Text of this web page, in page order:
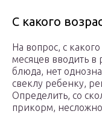
С какого
На вопрос, с какого
месяцев вводить
блюда, нет
свеклу ребенку,
Определить, со
прикорм,